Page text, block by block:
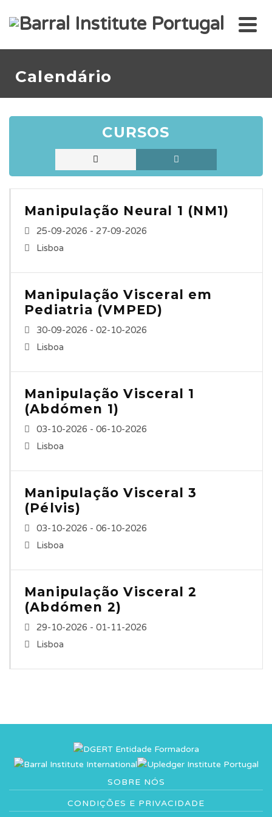
Calendário
CURSOS
Manipulação Neural 1 (NM1)
25-09-2026 - 27-09-2026
Lisboa
Manipulação Visceral em
Pediatria (VMPED)
30-09-2026 - 02-10-2026
Lisboa
Manipulação Visceral 1
(Abdómen 1)
03-10-2026 - 06-10-2026
Lisboa
Manipulação Visceral 3
(Pélvis)
03-10-2026 - 06-10-2026
Lisboa
Manipulação Visceral 2
(Abdómen 2)
29-10-2026 - 01-11-2026
Lisboa
SOBRE NÓS
CONDIÇÕES E PRIVACIDADE